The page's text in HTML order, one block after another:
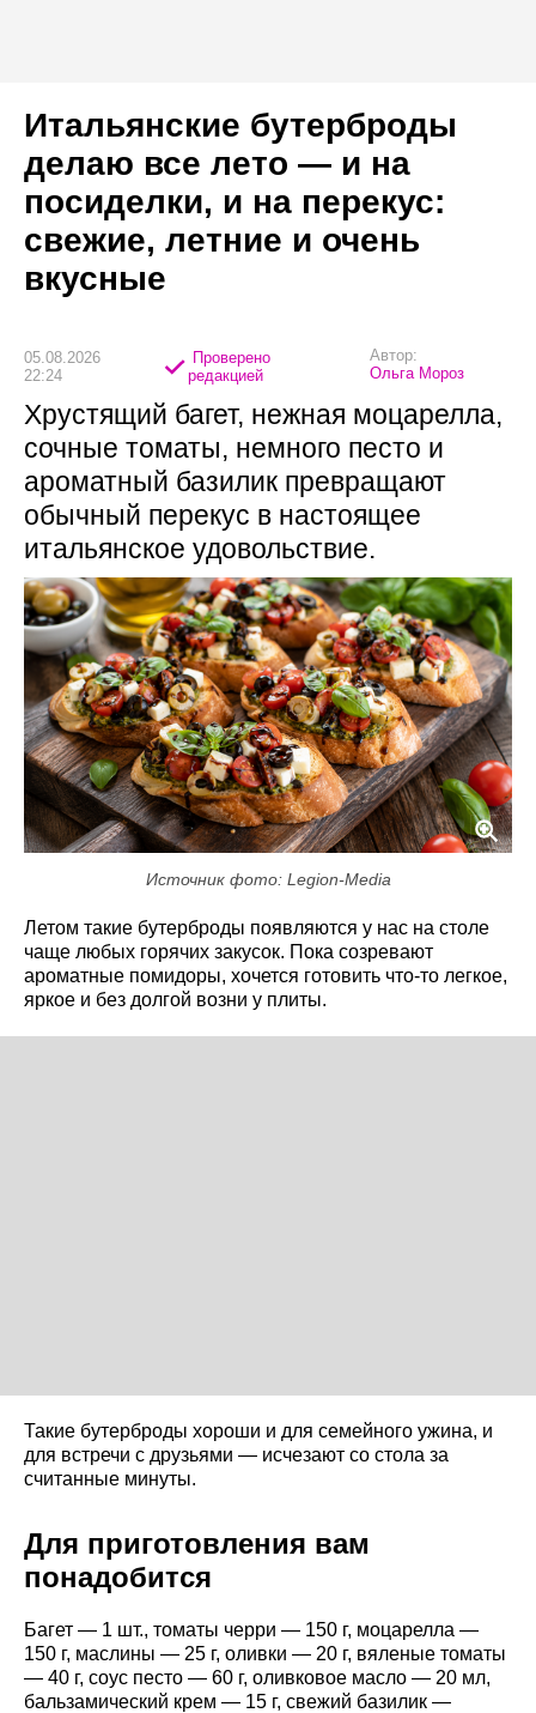
Итальянские бутерброды
делаю все лето — и на
посиделки, и на перекус:
свежие, летние и очень
вкусные
05.08.2026
22:24
Проверено
редакцией
Автор:
Ольга Мороз
Хрустящий багет, нежная моцарелла,
сочные томаты, немного песто и
ароматный базилик превращают
обычный перекус в настоящее
итальянское удовольствие.
Источник фото: Legion-Media
Летом такие бутерброды появляются у нас на столе
чаще любых горячих закусок. Пока созревают
ароматные помидоры, хочется готовить что-то легкое,
яркое и без долгой возни у плиты.
Такие бутерброды хороши и для семейного ужина, и
для встречи с друзьями — исчезают со стола за
считанные минуты.
Для приготовления вам
понадобится
Багет — 1 шт., томаты черри — 150 г, моцарелла —
150 г, маслины — 25 г, оливки — 20 г, вяленые томаты
— 40 г, соус песто — 60 г, оливковое масло — 20 мл,
бальзамический крем — 15 г, свежий базилик —